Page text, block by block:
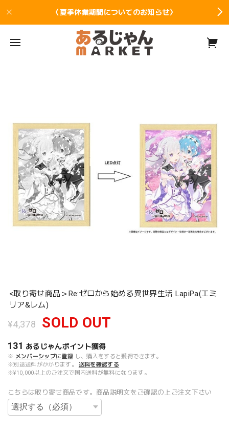
〈夏季休業期間についてのお知らせ〉
<取り寄せ商品＞Re:ゼロから始める異世界生活 LapiPa(エミ
リア&レム)
¥4,378 SOLD OUT
131 あるじゃんポイント獲得
※ メンバーシップに登録 し、購入をすると獲得できます。
※別途送料がかかります。
送料を確認する
※¥10,000以上のご注文で国内送料が無料になります。
こちらは取り寄せ商品です。商品説明文をご確認の上ご注文下さい